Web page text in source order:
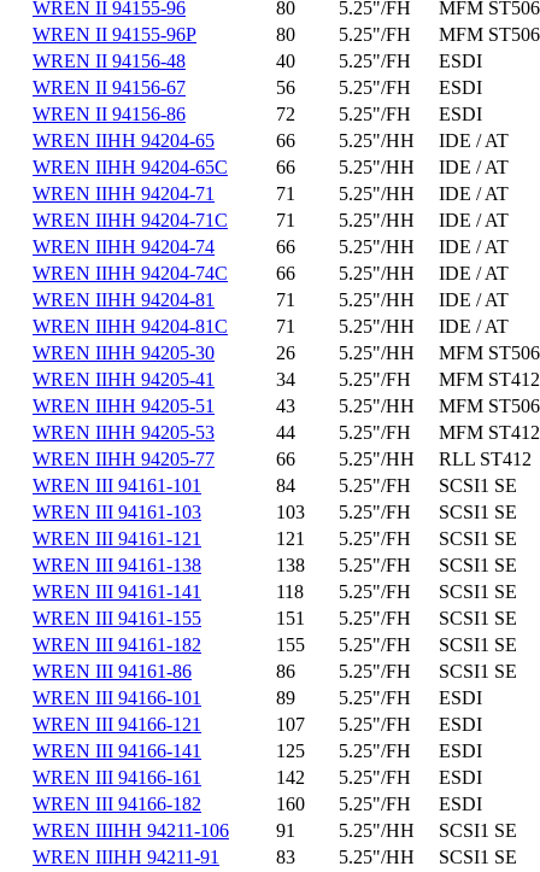
WREN II 94155-96
80 5.25"/FH
MFM ST506
WREN II 94155-96P
80 5.25"/FH
MFM ST506
WREN II 94156-48
40 5.25"/FH
ESDI
WREN II 94156-67
56 5.25"/FH
ESDI
WREN II 94156-86
72 5.25"/FH
ESDI
WREN IIHH 94204-65
66 5.25"/HH
IDE / AT
WREN IIHH 94204-65C
66 5.25"/HH
IDE / AT
WREN IIHH 94204-71
71 5.25"/HH
IDE / AT
WREN IIHH 94204-71C
71 5.25"/HH
IDE / AT
WREN IIHH 94204-74
66 5.25"/HH
IDE / AT
WREN IIHH 94204-74C
66 5.25"/HH
IDE / AT
WREN IIHH 94204-81
71 5.25"/HH
IDE / AT
WREN IIHH 94204-81C
71 5.25"/HH
IDE / AT
WREN IIHH 94205-30
26 5.25"/HH
MFM ST506
WREN IIHH 94205-41
34 5.25"/FH
MFM ST412
WREN IIHH 94205-51
43 5.25"/HH
MFM ST506
WREN IIHH 94205-53
44 5.25"/FH
MFM ST412
WREN IIHH 94205-77
66 5.25"/HH
RLL ST412
WREN III 94161-101
84 5.25"/FH
SCSI1 SE
WREN III 94161-103
103 5.25"/FH
SCSI1 SE
WREN III 94161-121
121 5.25"/FH
SCSI1 SE
WREN III 94161-138
138 5.25"/FH
SCSI1 SE
WREN III 94161-141
118 5.25"/FH
SCSI1 SE
WREN III 94161-155
151 5.25"/FH
SCSI1 SE
WREN III 94161-182
155 5.25"/FH
SCSI1 SE
WREN III 94161-86
86 5.25"/FH
SCSI1 SE
WREN III 94166-101
89 5.25"/FH
ESDI
WREN III 94166-121
107 5.25"/FH
ESDI
WREN III 94166-141
125 5.25"/FH
ESDI
WREN III 94166-161
142 5.25"/FH
ESDI
WREN III 94166-182
160 5.25"/FH
ESDI
WREN IIIHH 94211-106
91 5.25"/HH
SCSI1 SE
WREN IIIHH 94211-91
83 5.25"/HH
SCSI1 SE